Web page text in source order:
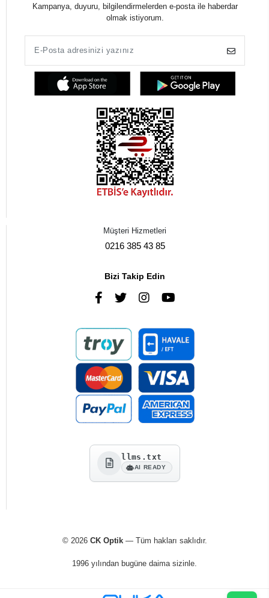
Kampanya, duyuru, bilgilendirmelerden e-posta ile haberdar
olmak istiyorum.
Müşteri Hizmetleri
0216 385 43 85
Bizi Takip Edin
llms.txt
AI READY
© 2026 CK Optik— Tüm hakları saklıdır.
1996 yılından bugüne daima sizinle.